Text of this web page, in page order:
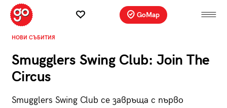
GoMap
НОВИ СЪБИТИЯ
Smugglers Swing Club: Join The
Circus
Smugglers Swing Club се завръща с първо